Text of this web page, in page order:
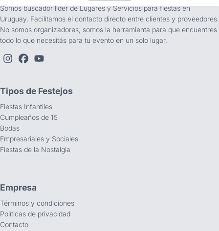
Somos buscador líder de Lugares y Servicios para fiestas en
Uruguay. Facilitamos el contacto directo entre clientes y proveedores.
No somos organizadores; somos la herramienta para que encuentres
todo lo que necesitás para tu evento en un solo lugar.
Tipos de Festejos
Fiestas Infantiles
Cumpleaños de 15
Bodas
Empresariales y Sociales
Fiestas de la Nostalgia
Empresa
Términos y condiciones
Políticas de privacidad
Contacto